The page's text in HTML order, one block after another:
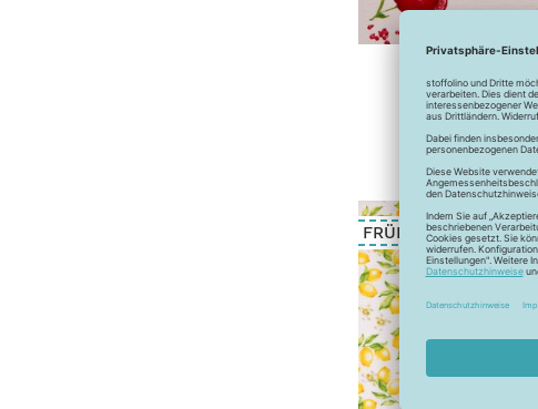
bunt
12,99 €/m
FRÜHJAHR-SOMMER